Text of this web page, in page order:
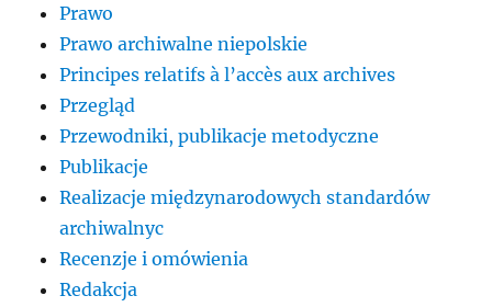
Prawo
Prawo archiwalne niepolskie
Principes relatifs à l’accès aux archives
Przegląd
Przewodniki, publikacje metodyczne
Publikacje
Realizacje międzynarodowych standardów
archiwalnyc
Recenzje i omówienia
Redakcja